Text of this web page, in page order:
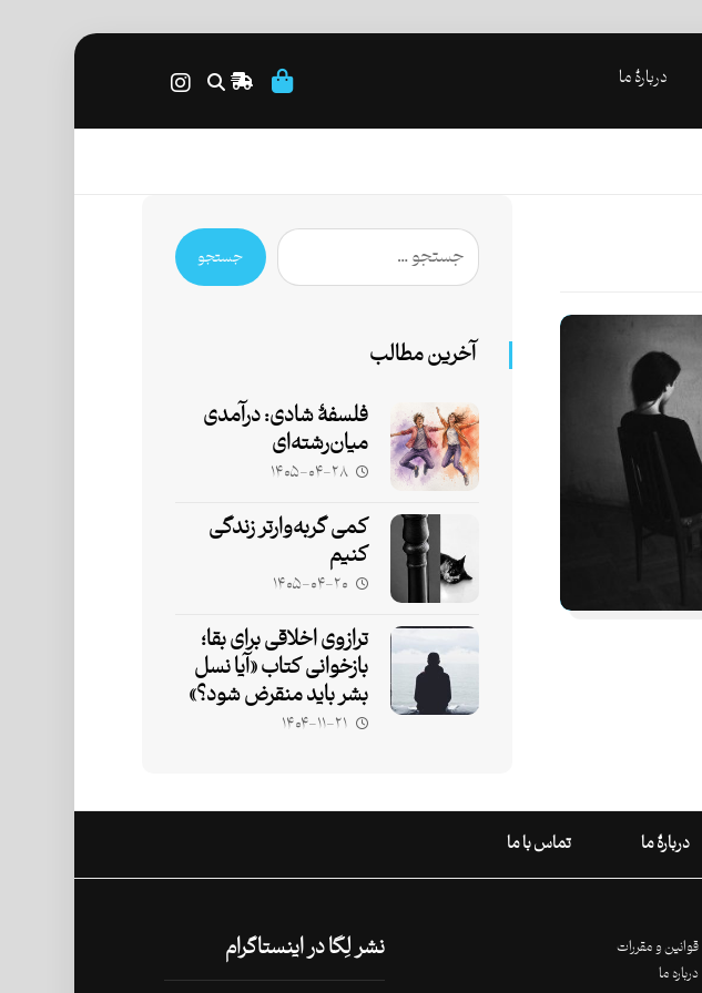
دربارۀ ما
جستجو
آخرین مطالب
فلسفۀ شادی: درآمدی
میان‌رشته‌ای
۱۴۰۵-۰۴-۲۸
کمی گربه‌وارتر زندگی
کنیم
۱۴۰۵-۰۴-۲۰
ترازوی اخلاقی برای بقا؛
بازخوانی کتاب «آیا نسل
بشر باید منقرض شود؟»
۱۴۰۴-۱۱-۲۱
دربارۀ ما تماس با ما
قوانین و مقررات
درباره ما
نشر لِگا در اینستاگرام